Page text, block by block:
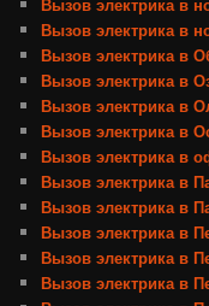
Вызов электрика в
Вызов электрика в
Вызов электрика в
Вызов электрика в
Вызов электрика в
Вызов электрика в
Вызов электрика в
Вызов электрика в
Вызов электрика в
Вызов электрика в
Вызов электрика в